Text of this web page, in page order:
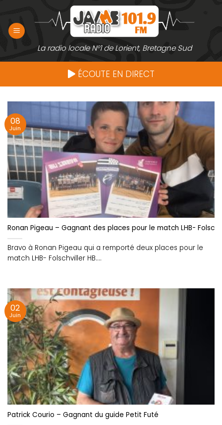
contenu
La radio locale N°1 de Lorient, Bretagne Sud
ÉCOUTE EN DIRECT
Ronan Pigeau – Gagnant des places pour le match LHB-
Bravo à Ronan Pigeau qui a remporté deux places pour le
match LHB- Folschviller HB....
08
Juin
Patrick Courio – Gagnant du guide Petit Futé
02
Juin